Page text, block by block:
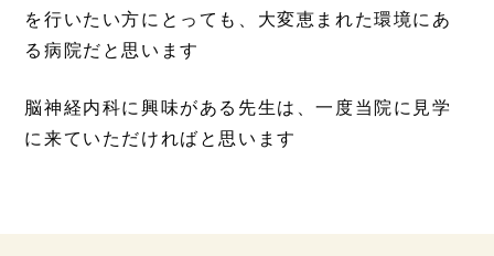
を行いたい方にとっても、大変恵まれた環境にあ
る病院だと思います
脳神経内科に興味がある先生は、一度当院に見学
に来ていただければと思います